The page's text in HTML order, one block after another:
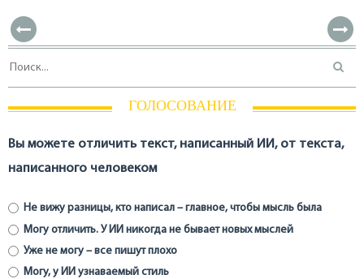
ГОЛОСОВАНИЕ
Вы можете отличить текст, написанный ИИ, от текста,
написанного человеком
Не вижу разницы, кто написал – главное, чтобы мысль была
Могу отличить. У ИИ никогда не бывает новых мыслей
Уже не могу – все пишут плохо
Могу, у ИИ узнаваемый стиль